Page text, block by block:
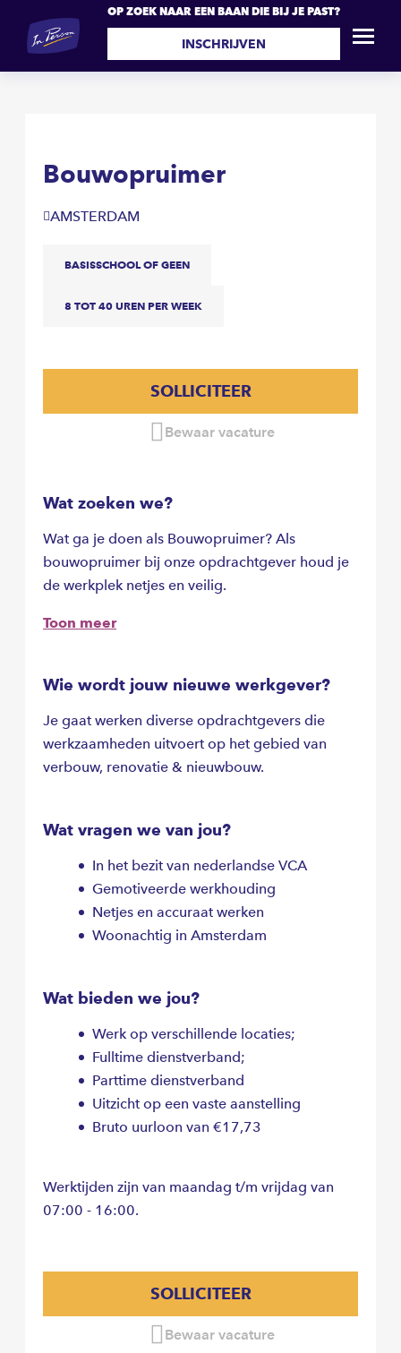
OP ZOEK NAAR EEN BAAN DIE BIJ JE PAST?
INSCHRIJVEN
Bouwopruimer
AMSTERDAM
BASISSCHOOL OF GEEN
8 TOT 40 UREN PER WEEK
SOLLICITEER
Bewaar vacature
Wat zoeken we?
Wat ga je doen als Bouwopruimer? Als
bouwopruimer bij onze opdrachtgever houd je
de werkplek netjes en veilig.
Toon meer
Wie wordt jouw nieuwe werkgever?
Je gaat werken diverse opdrachtgevers die
werkzaamheden uitvoert op het gebied van
verbouw, renovatie & nieuwbouw.
Wat vragen we van jou?
In het bezit van nederlandse VCA
Gemotiveerde werkhouding
Netjes en accuraat werken
Woonachtig in Amsterdam
Wat bieden we jou?
Werk op verschillende locaties;
Fulltime dienstverband;
Parttime dienstverband
Uitzicht op een vaste aanstelling
Bruto uurloon van €17,73
Werktijden zijn van maandag t/m vrijdag van
07:00 - 16:00.
SOLLICITEER
Bewaar vacature
Bouwopruimer SOLLICITEER